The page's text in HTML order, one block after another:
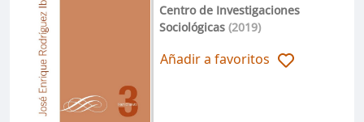
Centro de Investigaciones
Sociológicas(2019)
Añadir a favoritos